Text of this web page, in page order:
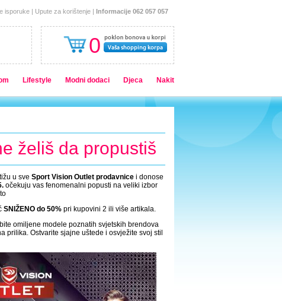
0
isporuke | Upute za korištenje | Informacije 062 057 057
Lifestyle Modni dodaci Djeca Nakit
želiš da propustiš
u sve Sport Vision Outlet prodavnice i donose
očekuju vas fenomenalni popusti na veliki izbor
SNIŽENO do 50% pri kupovini 2 ili više artikala.
omiljene modele poznatih svjetskih brendova
prilika. Ostvarite sjajne uštede i osvježite svoj stil